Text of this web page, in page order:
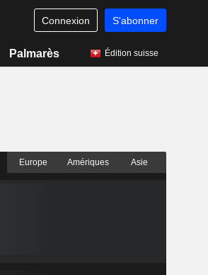
Connexion S'abonner
Palmarès Édition suisse
Europe Amériques Asie